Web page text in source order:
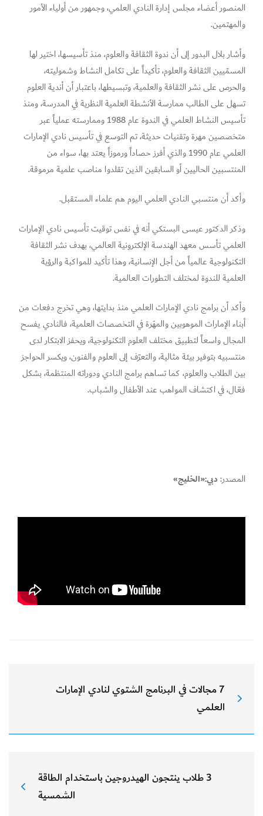
المنصور أعضاء مجلس إدارة النادي العلمي، وجمهور من أولياء الأمور
والمهتمين.
وأشار بلال البدور إلى أن ندوة الثقافة والعلوم، منذ تأسيسها، اختير لها
المسمّيين الثقافة والعلوم، تأكيداً على تكامل النشاط وشموليته،
والحرص على نشر الثقافة والعلمية، وتبسيطها، باعتبار أن أندية العلوم
تسهل على الطالب ممارسة الأنشطة العلمية النظرية في المدرسة، ومنذ
تأسيس النشاط العلمي في الندوة عام 1988 وممارسته عملياً عبر
متخصصين مهرة وتقنيات حديثة، تم التوسع في تأسيس نادي الإمارات
العلمي عام 1990 والذي أفرز حصاداً ورموزاً يعتد بها، سواء من
المنتسبين الحاليين أو السابقين الذين تقلدوا مناصب علمية مرموقة.
وأكد أن منتسبي النادي العلمي اليوم هم علماء المستقبل.
وذكر الدكتور عيسى البستكي أنه في نفس توقيت تأسيس نادي الإمارات
العلمي تأسس معهد الهندسة الإلكترونية العالمي، بهدف نشر الثقافة
التكنولوجية عالمياً من أجل الإنسانية، وهذا تأكيد للمواكبة والرؤية
العلمية للندوة لمختلف التطورات العالمية.
وأكد أن برامج نادي الإمارات العلمي منذ بدايتها، وهي تخرج دفعات من
أبناء الإمارات الموهوبين والمهَرة في التخصصات العلمية، فالنادي يفسح
المجال واسعاً لتطبيق مختلف العلوم التكنولوجية، ويحفز الابتكار لدى
منتسبيه بتوفير بيئة مثالية، والتعرّف إلى العلوم والفنون، ويكسر الحواجز
بين الطلاب والعلوم، كما تساهم برامج النادي ودوراته المنتظمة، بشكل
فعّال، في اكتشاف المواهب عند الأطفال والشباب.
المصدر: دبي:«الخليج»
7 مجالات في البرنامج الشتوي لنادي الإمارات
العلمي
3 طلاب ينتجون الهيدروجين باستخدام الطاقة
الشمسية